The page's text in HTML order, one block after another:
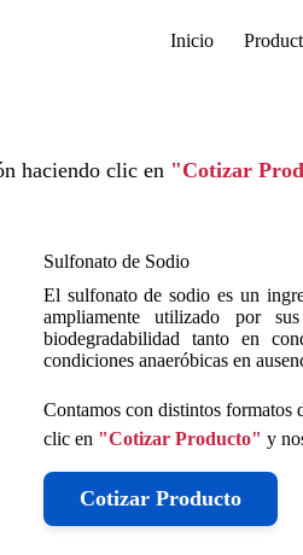
Inicio
haciendo clic en "Cotizar
Sulfonato de Sodio
El sulfonato de sodio es un
ampliamente utilizado por
biodegradabilidad tanto en
condiciones anaeróbicas en
Contamos con distintos formatos
clic en "Cotizar Producto" y
Cotizar Producto